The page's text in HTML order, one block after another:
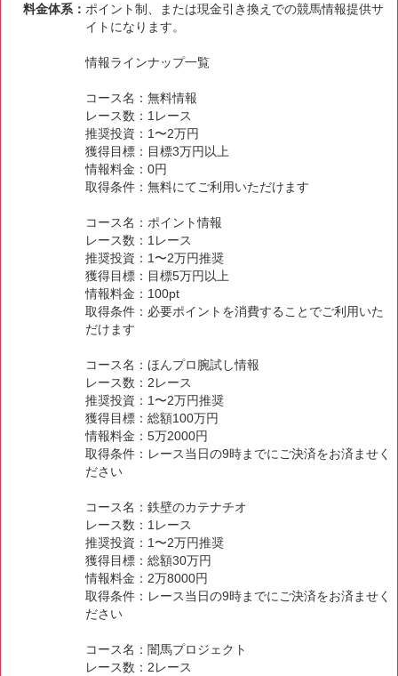
料金体系： ポイント制、または現金引き換えでの競馬情報提供サ
イトになります。
情報ラインナップ一覧
コース名：無料情報
レース数：1レース
推奨投資：1〜2万円
獲得目標：目標3万円以上
情報料金：0円
取得条件：無料にてご利用いただけます
コース名：ポイント情報
レース数：1レース
推奨投資：1〜2万円推奨
獲得目標：目標5万円以上
情報料金：100pt
取得条件：必要ポイントを消費することでご利用いた
だけます
コース名：ほんプロ腕試し情報
レース数：2レース
推奨投資：1〜2万円推奨
獲得目標：総額100万円
情報料金：5万2000円
取得条件：レース当日の9時までにご決済をお済ませく
ださい
コース名：鉄壁のカテナチオ
レース数：1レース
推奨投資：1〜2万円推奨
獲得目標：総額30万円
情報料金：2万8000円
取得条件：レース当日の9時までにご決済をお済ませく
ださい
コース名：闇馬プロジェクト
レース数：2レース